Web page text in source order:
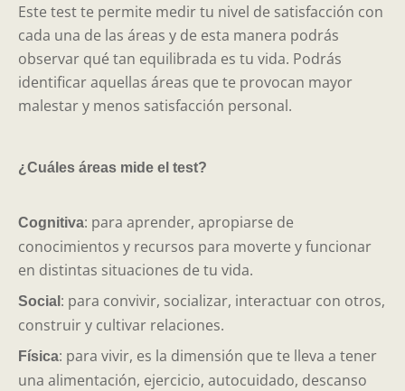
Este test te permite medir tu nivel de satisfacción con
cada una de las áreas y de esta manera podrás
observar qué tan equilibrada es tu vida. Podrás
identificar aquellas áreas que te provocan mayor
malestar y menos satisfacción personal.
¿Cuáles áreas mide el test?
Cognitiva: para aprender, apropiarse de
conocimientos y recursos para moverte y funcionar
en distintas situaciones de tu vida.
Social : para convivir, socializar, interactuar con otros,
construir y cultivar relaciones.
Física: para vivir, es la dimensión que te lleva a tener
una alimentación, ejercicio, autocuidado, descanso